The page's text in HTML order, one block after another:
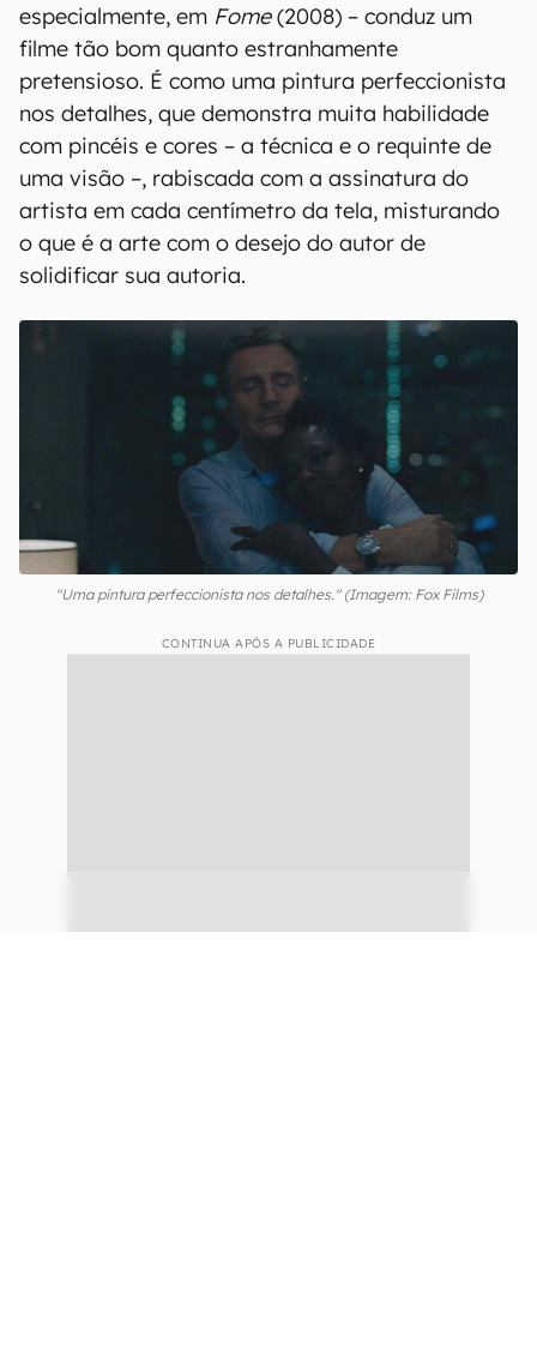
especialmente, em Fome(2008) – conduz um
filme tão bom quanto estranhamente
pretensioso. É como uma pintura perfeccionista
nos detalhes, que demonstra muita habilidade
com pincéis e cores – a técnica e o requinte de
uma visão –, rabiscada com a assinatura do
artista em cada centímetro da tela, misturando
o que é a arte com o desejo do autor de
solidificar sua autoria.
"Uma pintura perfeccionista nos detalhes." (Imagem: Fox Films)
CONTINUA APÓS A PUBLICIDADE